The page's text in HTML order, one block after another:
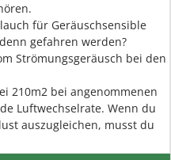
für Geräuschsensible
gefahren werden?
Strömungsgeräusch bei den
210m2 bei angenommenen
Luftwechselrate. Wenn du
auszugleichen, musst du